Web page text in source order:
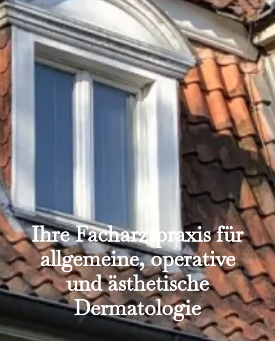
Ihre Facharztpraxis für
allgemeine, operative
und ästhetische
Dermatologie